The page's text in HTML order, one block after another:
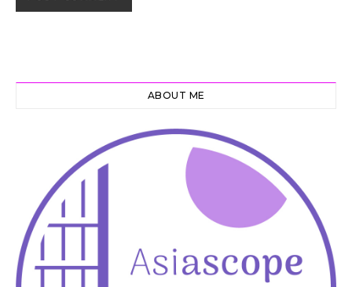
ABOUT ME